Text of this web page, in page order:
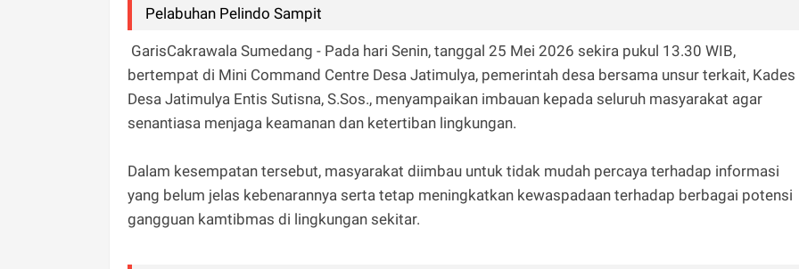
Pelabuhan Pelindo Sampit
GarisCakrawala Sumedang - Pada hari Senin, tanggal 25 Mei 2026 sekira pukul 13.30 WIB,
bertempat di Mini Command Centre Desa Jatimulya, pemerintah desa bersama unsur terkait, Kades
Desa Jatimulya Entis Sutisna, S.Sos., menyampaikan imbauan kepada seluruh masyarakat agar
senantiasa menjaga keamanan dan ketertiban lingkungan.
Dalam kesempatan tersebut, masyarakat diimbau untuk tidak mudah percaya terhadap informasi
yang belum jelas kebenarannya serta tetap meningkatkan kewaspadaan terhadap berbagai potensi
gangguan kamtibmas di lingkungan sekitar.